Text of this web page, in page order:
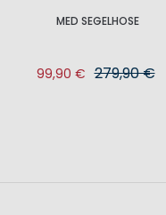
MED SEGELHOSE
99,90 € 279,90 €